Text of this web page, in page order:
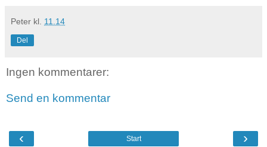
Peter kl. 11.14
Del
Ingen kommentarer:
Send en kommentar
‹ ›
Start